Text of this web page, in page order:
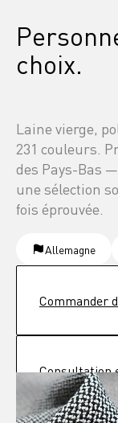
choix.
Laine vierge,
231 couleurs.
des Pays-Bas
une sélection
fois éprouvée.
Allemagne
Commander
Consultation